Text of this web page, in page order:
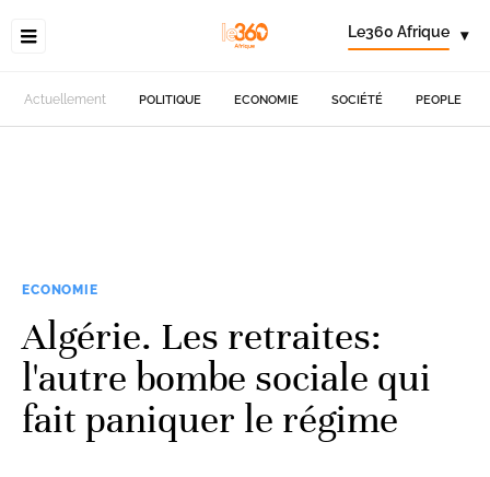
Le360 Afrique ▾
Actuellement POLITIQUE ECONOMIE SOCIÉTÉ PEOPLE
ECONOMIE
Algérie. Les retraites:
l'autre bombe sociale qui
fait paniquer le régime